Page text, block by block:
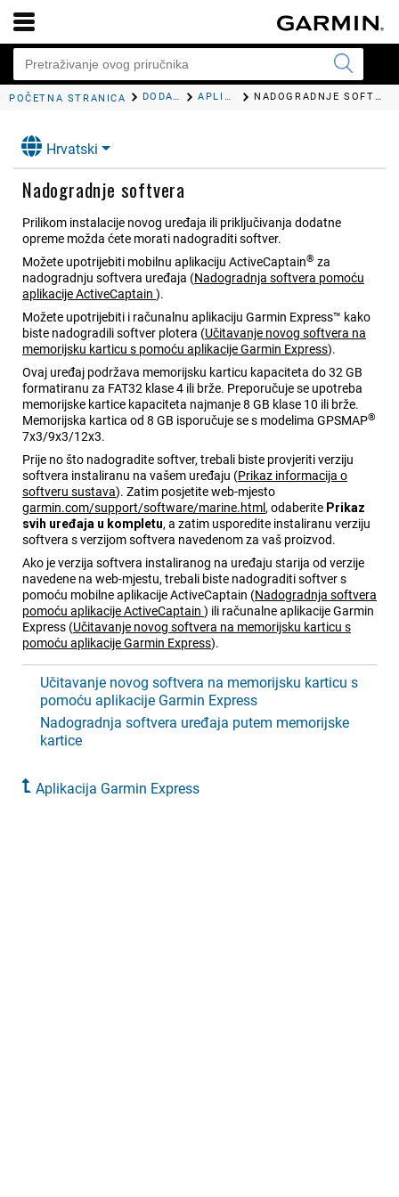
POČETNA STRANICA DODATAK APLIKACIJA GARMIN EXPRESS NADOGRADNJE SOFTVERA
Hrvatski
Nadogradnje softvera
Prilikom instalacije novog uređaja ili priključivanja dodatne
opreme možda ćete morati nadograditi softver.
Možete upotrijebiti mobilnu aplikaciju ActiveCaptain® za
nadogradnju softvera uređaja (Nadogradnja softvera pomoću
aplikacijeActiveCaptain ).
Možete upotrijebiti i računalnu aplikaciju Garmin Express™ kako
biste nadogradili softver plotera (Učitavanje novog softvera na
memorijsku karticu s pomoću aplikacije Garmin Express).
Ovaj uređaj podržava memorijsku karticu kapaciteta do 32 GB
formatiranu za FAT32 klase 4 ili brže. Preporučuje se upotreba
memorijske kartice kapaciteta najmanje 8 GB klase 10 ili brže.
Memorijska kartica od 8 GB isporučuje se s modelima GPSMAP®
7x3/9x3/12x3.
Prije no što nadogradite softver, trebali biste provjeriti verziju
softvera instaliranu na vašem uređaju (Prikaz informacija o
softveru sustava). Zatim posjetite web-mjesto
garmin.com/support/software/marine.html, odaberite Prikaz
svih uređaja u kompletu, a zatim usporedite instaliranu verziju
softvera s verzijom softvera navedenom za vaš proizvod.
Ako je verzija softvera instaliranog na uređaju starija od verzije
navedene na web-mjestu, trebali biste nadograditi softver s
pomoću mobilne aplikacijeActiveCaptain (Nadogradnja softvera
pomoću aplikacijeActiveCaptain ) ili računalne aplikacije Garmin
Express (Učitavanje novog softvera na memorijsku karticu s
pomoću aplikacije Garmin Express).
Učitavanje novog softvera na memorijsku karticu s
pomoću aplikacije Garmin Express
Nadogradnja softvera uređaja putem memorijske
kartice
Aplikacija Garmin Express